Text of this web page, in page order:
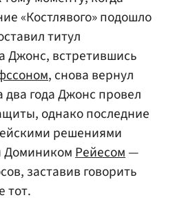
«Костлявого» подошло
титул
Джонс, встретившись
, снова вернул
два года Джонс провел
однако последние
решениями
ДоминикомРейесом—
заставив говорить
тот.